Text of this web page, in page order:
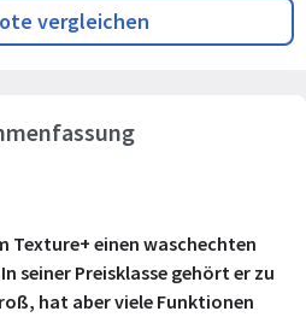
vergleichen
Texture+ einen waschechten
seiner Preisklasse gehört er zu
hat aber viele Funktionen